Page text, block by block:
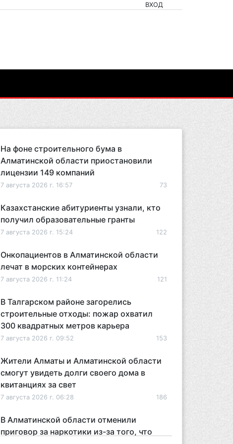
ВХОД
На фоне строительного бума в
Алматинской области приостановили
лицензии 149 компаний
7 августа 2026 г. 16:57 73
Казахстанские абитуриенты узнали, кто
получил образовательные гранты
7 августа 2026 г. 15:24 122
Онкопациентов в Алматинской области
лечат в морских контейнерах
7 августа 2026 г. 11:24 121
В Талгарском районе загорелись
строительные отходы: пожар охватил
300 квадратных метров карьера
7 августа 2026 г. 09:52 153
Жители Алматы и Алматинской области
смогут увидеть долги своего дома в
квитанциях за свет
7 августа 2026 г. 06:28 186
В Алматинской области отменили
приговор за наркотики из-за того, что